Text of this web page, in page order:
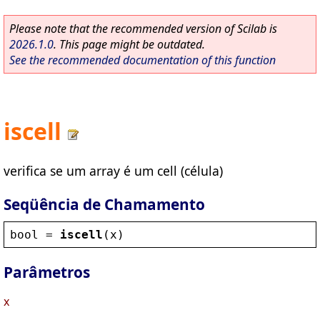
Please note that the recommended version of Scilab is
2026.1.0. This page might be outdated.
See the recommended documentation of this function
iscell
verifica se um array é um cell (célula)
Seqüência de Chamamento
bool = iscell ( x )
Parâmetros
x